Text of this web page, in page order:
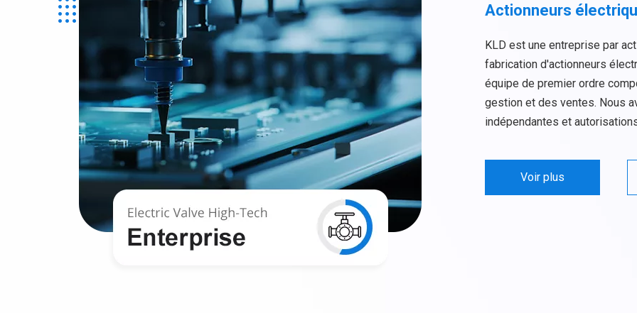
Actionneurs
KLD est une entreprise par
fabrication d'actionneurs
équipe de premier ordre
gestion et des ventes. Nous
indépendantes et
Voir plus